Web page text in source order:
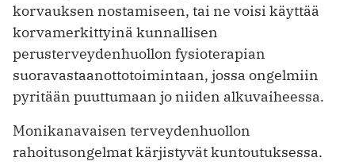
korvauksen nostamiseen, tai ne voisi käyttää
korvamerkittyinä kunnallisen
perusterveydenhuollon fysiotera­pian
suoravastaanottotoimintaan, jossa ongelmiin
pyritään puuttumaan jo niiden alkuvaiheessa.
Monikanavaisen terveydenhuollon
rahoitusongelmat kärjistyvät kuntoutuksessa.